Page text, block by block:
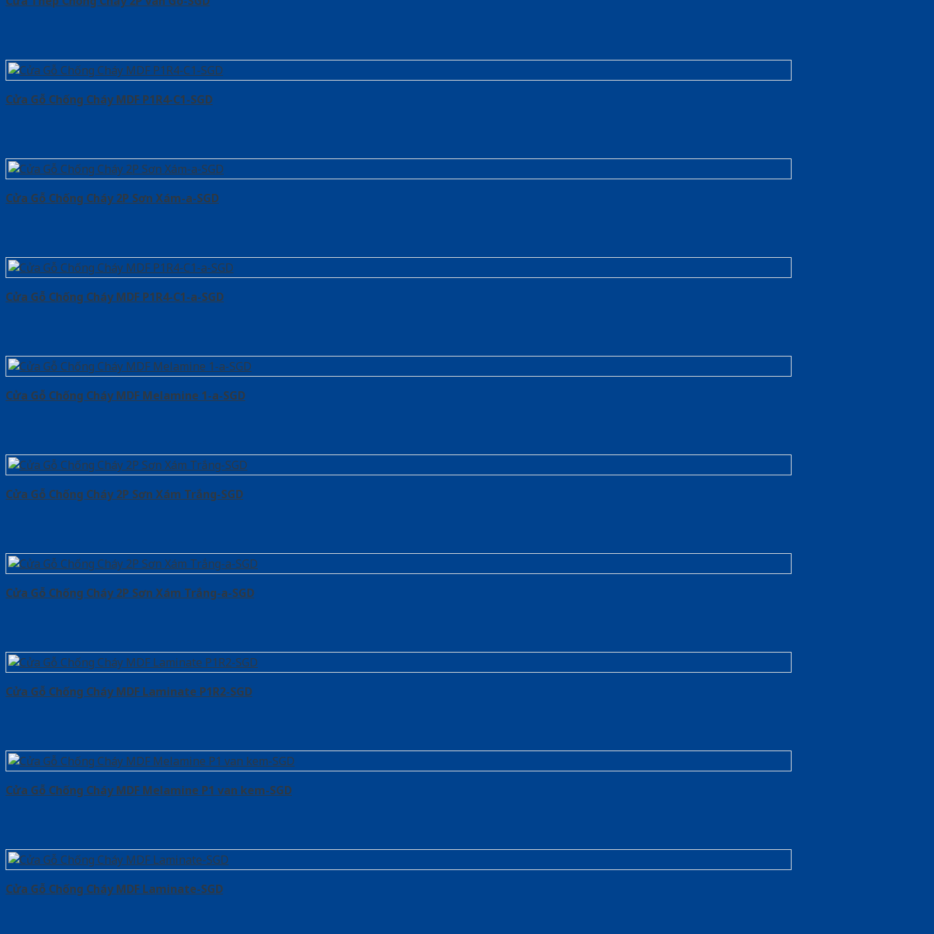
Cửa Gỗ Chống Cháy MDF P1R4-C1-SGD
Cửa Gỗ Chống Cháy 2P Sơn Xám-a-SGD
Cửa Gỗ Chống Cháy MDF P1R4-C1-a-SGD
Cửa Gỗ Chống Cháy MDF Melamine 1-a-SGD
Cửa Gỗ Chống Cháy 2P Sơn Xám Trắng-SGD
Cửa Gỗ Chống Cháy 2P Sơn Xám Trắng-a-SGD
Cửa Gỗ Chống Cháy MDF Laminate P1R2-SGD
Cửa Gỗ Chống Cháy MDF Melamine P1 van kem-SGD
Cửa Gỗ Chống Cháy MDF Laminate-SGD